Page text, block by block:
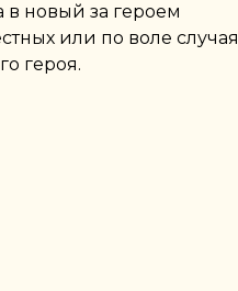
новый за героем
или по воле случая
героя.